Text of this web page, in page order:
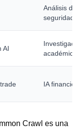
Análisis de
seguridad
AI
académica
IA
Crawl es una